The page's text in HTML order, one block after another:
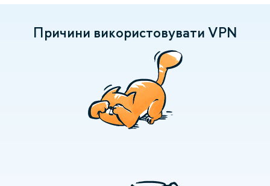
Причини використовувати VPN